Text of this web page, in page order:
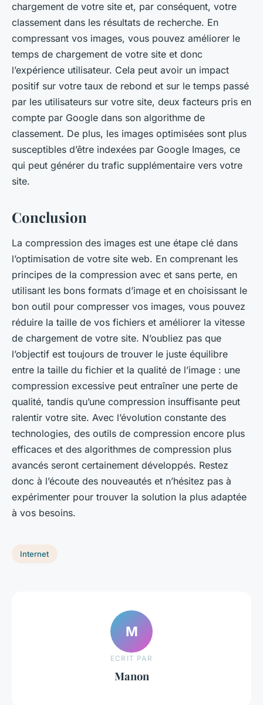
chargement de votre site et, par conséquent, votre
classement dans les résultats de recherche. En
compressant vos images, vous pouvez améliorer le
temps de chargement de votre site et donc
l’expérience utilisateur. Cela peut avoir un impact
positif sur votre taux de rebond et sur le temps passé
par les utilisateurs sur votre site, deux facteurs pris en
compte par Google dans son algorithme de
classement. De plus, les images optimisées sont plus
susceptibles d’être indexées par Google Images, ce
qui peut générer du trafic supplémentaire vers votre
site.
Conclusion
La compression des images est une étape clé dans
l’optimisation de votre site web. En comprenant les
principes de la compression avec et sans perte, en
utilisant les bons formats d’image et en choisissant le
bon outil pour compresser vos images, vous pouvez
réduire la taille de vos fichiers et améliorer la vitesse
de chargement de votre site. N’oubliez pas que
l’objectif est toujours de trouver le juste équilibre
entre la taille du fichier et la qualité de l’image : une
compression excessive peut entraîner une perte de
qualité, tandis qu’une compression insuffisante peut
ralentir votre site. Avec l’évolution constante des
technologies, des outils de compression encore plus
efficaces et des algorithmes de compression plus
avancés seront certainement développés. Restez
donc à l’écoute des nouveautés et n’hésitez pas à
expérimenter pour trouver la solution la plus adaptée
à vos besoins.
Internet
M
ECRIT PAR
Manon